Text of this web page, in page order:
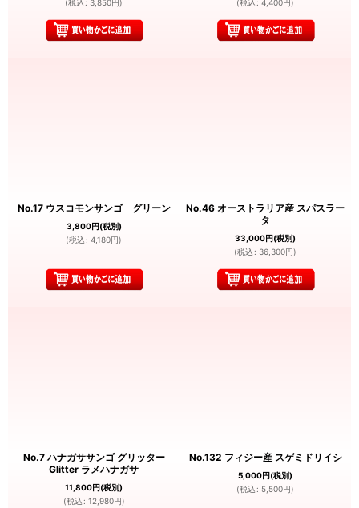
(税込 : 3,850円)
(税込 : 4,400円)
No.17 ウスコモンサンゴ グリーン
3,800円(税別)
(税込 : 4,180円)
No.46 オーストラリア産 スパスラー
タ
33,000円(税別)
(税込 : 36,300円)
No.7 ハナガササンゴ グリッター
Glitter ラメハナガサ
11,800円(税別)
(税込 : 12,980円)
No.132 フィジー産 スゲミドリイシ
5,000円(税別)
(税込 : 5,500円)